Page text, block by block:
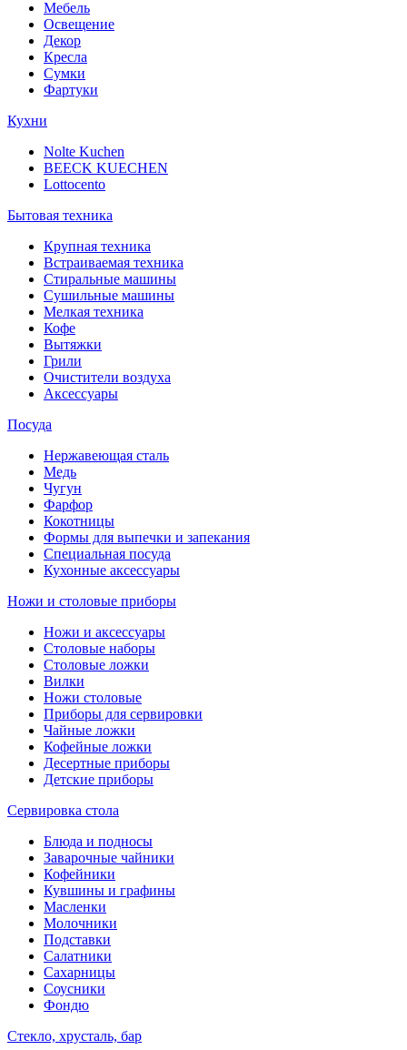
Мебель
Освещение
Декор
Кресла
Сумки
Фартуки
Кухни
Nolte Kuchen
BEECK KUECHEN
Lottocento
Бытовая техника
Крупная техника
Встраиваемая техника
Стиральные машины
Сушильные машины
Мелкая техника
Кофе
Вытяжки
Грили
Очистители воздуха
Аксессуары
Посуда
Нержавеющая сталь
Медь
Чугун
Фарфор
Кокотницы
Формы для выпечки и запекания
Специальная посуда
Кухонные аксессуары
Ножи и столовые приборы
Ножи и аксессуары
Столовые наборы
Столовые ложки
Вилки
Ножи столовые
Приборы для сервировки
Чайные ложки
Кофейные ложки
Десертные приборы
Детские приборы
Сервировка стола
Блюда и подносы
Заварочные чайники
Кофейники
Кувшины и графины
Масленки
Молочники
Подставки
Салатники
Сахарницы
Соусники
Фондю
Стекло, хрусталь, бар